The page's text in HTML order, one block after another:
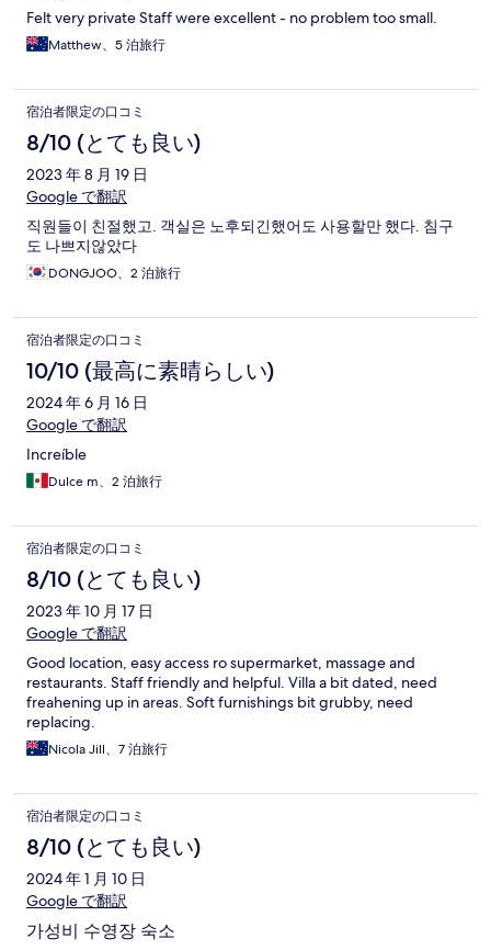
Felt very private Staff were excellent - no problem too small.
Matthew、5 泊旅行
宿泊者限定の口コミ
8/10 (とても良い)
2023 年 8 月 19 日
Google で翻訳
직원들이 친절했고. 객실은 노후되긴했어도 사용할만 했다. 침구
도 나쁘지않았다
DONGJOO、2 泊旅行
宿泊者限定の口コミ
10/10 (最高に素晴らしい)
2024 年 6 月 16 日
Google で翻訳
Increíble
Dulce m、2 泊旅行
宿泊者限定の口コミ
8/10 (とても良い)
2023 年 10 月 17 日
Google で翻訳
Good location, easy access ro supermarket, massage and
restaurants. Staff friendly and helpful. Villa a bit dated, need
freahening up in areas. Soft furnishings bit grubby, need
replacing.
Nicola Jill、7 泊旅行
宿泊者限定の口コミ
8/10 (とても良い)
2024 年 1 月 10 日
Google で翻訳
가성비 수영장 숙소